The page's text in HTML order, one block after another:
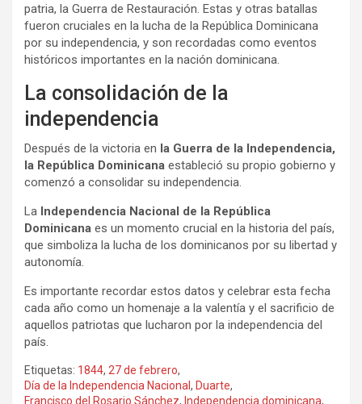
patria, la Guerra de Restauración. Estas y otras batallas
fueron cruciales en la lucha de la República Dominicana
por su independencia, y son recordadas como eventos
históricos importantes en la nación dominicana.
La consolidación de la
independencia
Después de la victoria en la Guerra de la Independencia,
la República Dominicana estableció su propio gobierno y
comenzó a consolidar su independencia.
La Independencia Nacional de la República
Dominicana es un momento crucial en la historia del país,
que simboliza la lucha de los dominicanos por su libertad y
autonomía.
Es importante recordar estos datos y celebrar esta fecha
cada año como un homenaje a la valentía y el sacrificio de
aquellos patriotas que lucharon por la independencia del
país.
Etiquetas: 1844, 27 de febrero,
Día de la Independencia Nacional , Duarte,
Francisco del Rosario Sánchez, Independencia dominicana,